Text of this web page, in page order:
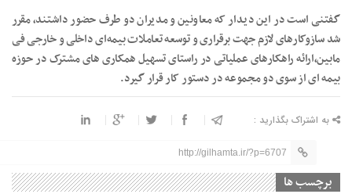
گفتنی است در این دیدار که معاونین و مدیران دو طرف حضور داشتند، مقرر
شد سازوکارهای لازم جهت برقراری و توسعه تعاملات بیمه‌ای داخلی و خارجی فی
مابین،ارائه راهکارهای عملیاتی در راستای تسهیل همکاری های مشترک در حوزه
بیمه ای از سوی دو مجموعه در دستور کار قرار گیرد.
به اشتراک بگذارید :
http://gilhamta.ir/?p=6707
برچسب ها